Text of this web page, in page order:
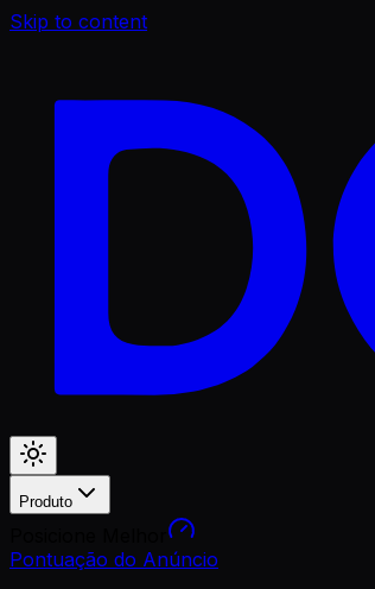
Skip to content
Produto
Pontuação do Anúncio